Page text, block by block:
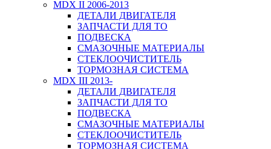
MDX II 2006-2013
ДЕТАЛИ ДВИГАТЕЛЯ
ЗАПЧАСТИ ДЛЯ ТО
ПОДВЕСКА
СМАЗОЧНЫЕ МАТЕРИАЛЫ
СТЕКЛООЧИСТИТЕЛЬ
ТОРМОЗНАЯ СИСТЕМА
MDX III 2013-
ДЕТАЛИ ДВИГАТЕЛЯ
ЗАПЧАСТИ ДЛЯ ТО
ПОДВЕСКА
СМАЗОЧНЫЕ МАТЕРИАЛЫ
СТЕКЛООЧИСТИТЕЛЬ
ТОРМОЗНАЯ СИСТЕМА